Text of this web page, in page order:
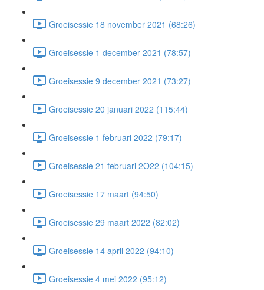
Groeisessie 18 november 2021 (68:26)
Groeisessie 1 december 2021 (78:57)
Groeisessie 9 december 2021 (73:27)
Groeisessie 20 januari 2022 (115:44)
Groeisessie 1 februari 2022 (79:17)
Groeisessie 21 februari 2O22 (104:15)
Groeisessie 17 maart (94:50)
Groeisessie 29 maart 2022 (82:02)
Groeisessie 14 april 2022 (94:10)
Groeisessie 4 mei 2022 (95:12)